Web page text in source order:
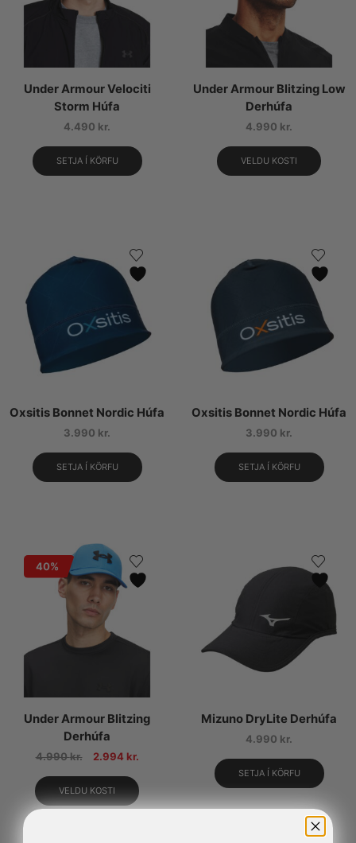
Under Armour Velociti
Storm Húfa
4.490 kr.
SETJA Í KÖRFU
Under Armour Blitzing Low
Derhúfa
4.990 kr.
VELDU KOSTI
Oxsitis Bonnet Nordic Húfa
3.990 kr.
SETJA Í KÖRFU
Oxsitis Bonnet Nordic Húfa
3.990 kr.
SETJA Í KÖRFU
40%
Under Armour Blitzing
Derhúfa
4.990kr. 2.994 kr.
VELDU KOSTI
Mizuno DryLite Derhúfa
4.990 kr.
SETJA Í KÖRFU